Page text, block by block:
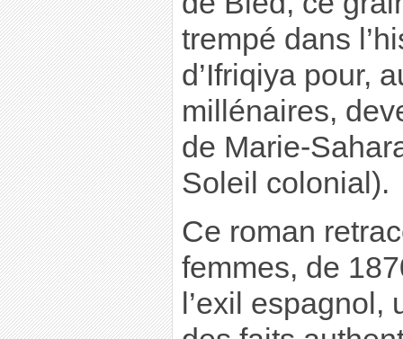
trempé dans
d’Ifriqiya pour,
millénaires,
de Marie-
Soleil colonial).
Ce roman
femmes, de
l’exil